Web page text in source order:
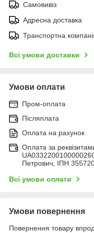
Самовивіз
Адресна доставка
Транспортна
Всі умови доставки
Умови оплати
Пром-оплата
Післяплата
Оплата на рахунок
Оплата за
Петрович, ІПН
Всі умови оплати
Умови повернення
Повернення товару